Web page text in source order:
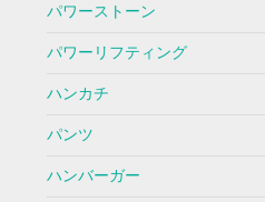
パワーストーン
パワーリフティング
ハンカチ
パンツ
ハンバーガー